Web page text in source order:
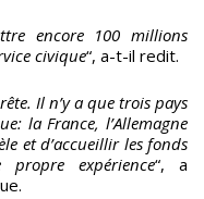
encore 100 millions
civique“, a-t-il redit.
Il n’y a que trois pays
la France, l’Allemagne
et d’accueillir les fonds
propre expérience“, a